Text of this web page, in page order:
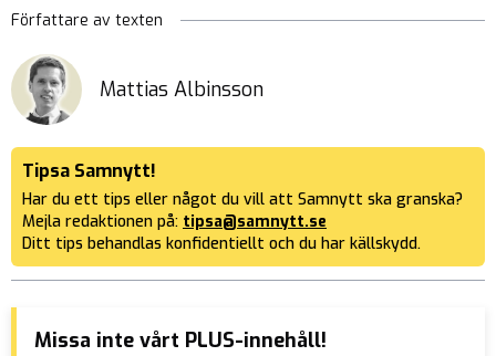
Författare av texten
Mattias Albinsson
Tipsa Samnytt!
Har du ett tips eller något du vill att Samnytt ska granska?
Mejla redaktionen på: tipsa@samnytt.se
Ditt tips behandlas konfidentiellt och du har källskydd.
Missa inte vårt PLUS-innehåll!